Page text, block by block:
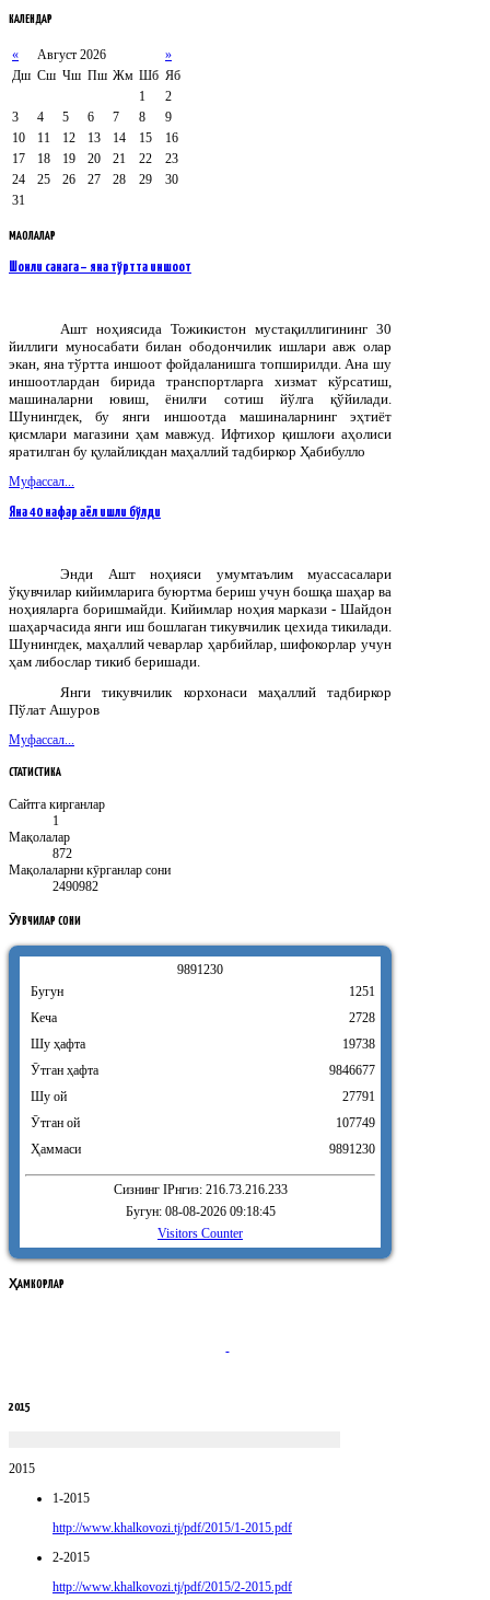
КАЛЕНДАР
« Август 2026
»
Дш Сш Чш Пш Жм Шб Яб
1
2
3
4 5 6 7 8
9
10
11 12 13 14 15
16
17
18 19 20 21 22
23
24
25 26 27 28 29
30
31
МАҚОЛАЛАР
Шонли санага – яна тўртта иншоот
Ашт ноҳиясида Тожикистон мустақиллигининг 30
йиллиги муносабати билан ободончилик ишлари авж олар
экан, яна тўртта иншоот фойдаланишга топширилди. Ана шу
иншоотлардан бирида транспортларга хизмат кўрсатиш,
машиналарни ювиш, ёнилғи сотиш йўлга қўйилади.
Шунингдек, бу янги иншоотда машиналарнинг эҳтиёт
қисмлари магазини ҳам мавжуд. Ифтихор қишлоғи аҳолиси
яратилган бу қулайликдан маҳаллий тадбиркор Ҳабибулло
Муфассал...
Яна 40 нафар аёл ишли бўлди
Энди Ашт ноҳияси умумтаълим муассасалари
ўқувчилар кийимларига буюртма бериш учун бошқа шаҳар ва
ноҳияларга боришмайди. Кийимлар ноҳия маркази - Шайдон
шаҳарчасида янги иш бошлаган тикувчилик цехида тикилади.
Шунингдек, маҳаллий чеварлар ҳарбийлар, шифокорлар учун
ҳам либослар тикиб беришади.
Янги тикувчилик корхонаси маҳаллий тадбиркор
Пўлат Ашуров
Муфассал...
СТАТИСТИКА
Сайтга кирганлар
1
Мақолалар
872
Мақолаларни кӯрганлар сони
2490982
ӮҚУВЧИЛАРСОНИ
9891230
Бугун
Кеча
Шу ҳафта
Ӯтган ҳафта
Шу ой
Ӯтган ой
Ҳаммаси
1251
2728
19738
9846677
27791
107749
9891230
Сизнинг IPнгиз: 216.73.216.233
Бугун: 08-08-2026 09:18:45
Visitors Counter
ҲАМКОРЛАР
2015
2015
1-2015
http://www.khalkovozi.tj/pdf/2015/1-2015.pdf
2-2015
http://www.khalkovozi.tj/pdf/2015/2-2015.pdf